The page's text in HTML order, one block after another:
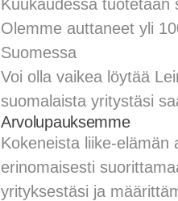
Kuukaudessa tuotetaan
Olemme auttaneet yli
Suomessa
Voi olla vaikea löytää
suomalaista yritystäsi
Arvolupauksemme
Kokeneista liike-elämän
erinomaisesti
yrityksestäsi ja